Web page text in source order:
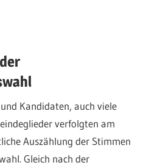
Kandidaten, auch viele
verfolgten am
Auszählung der Stimmen
Gleich nach der